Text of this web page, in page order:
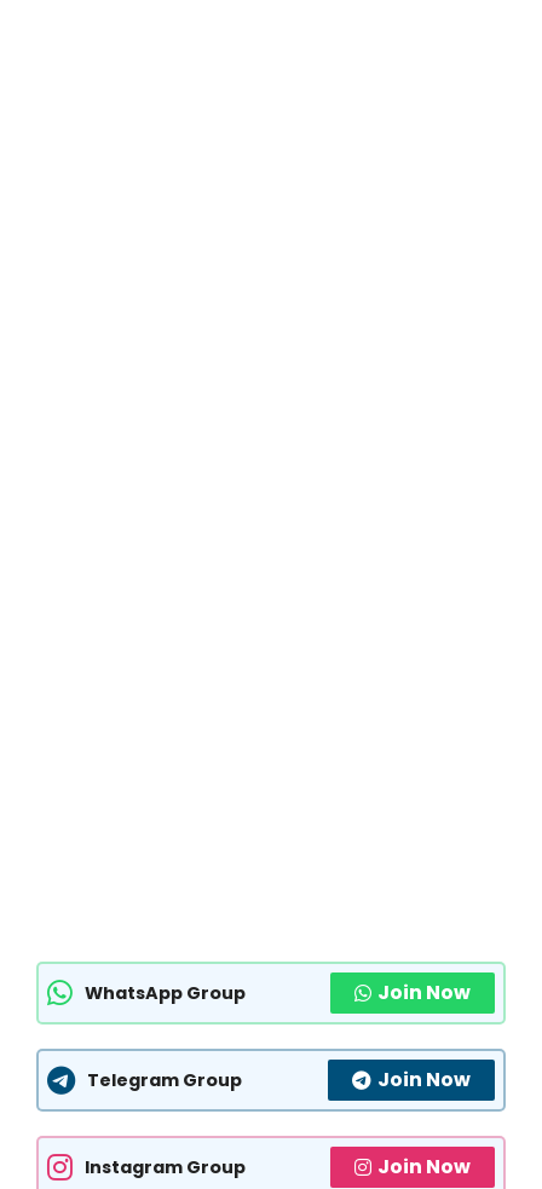
WhatsApp Group Join Now
Telegram Group Join Now
Instagram Group Join Now